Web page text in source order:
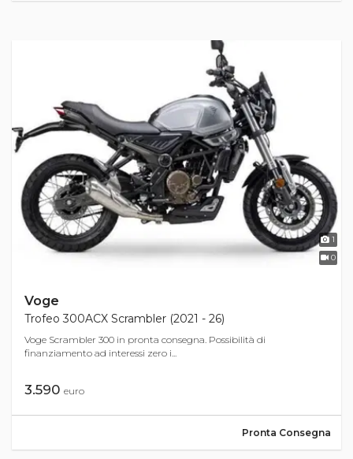
1
0
Voge
Trofeo 300ACX Scrambler (2021 - 26)
Voge Scrambler 300 in pronta consegna. Possibilità di
finanziamento ad interessi zero i...
3.590 euro
Pronta Consegna